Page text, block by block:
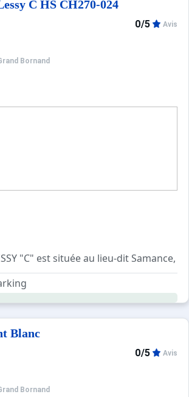
C HS CH270-024
Bornand
0/5 Avis
"C" est située au lieu-dit
du Chinaillon, le Samance offre un des
location à la montagne : vue sur les
Blanc
Bornand
0/5 Avis